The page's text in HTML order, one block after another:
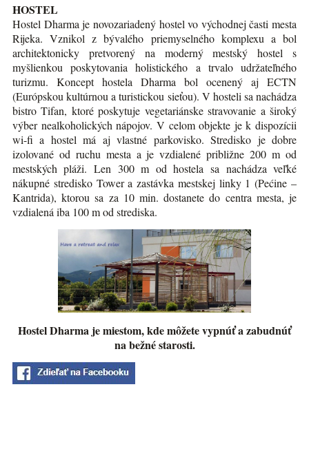
HOSTEL
Hostel Dharma je novozariadený hostel vo východnej časti mesta
Rijeka. Vznikol z bývalého priemyselného komplexu a bol
architektonicky pretvorený na moderný mestský hostel s
myšlienkou poskytovania holistického a trvalo udržateľného
turizmu. Koncept hostela Dharma bol ocenený aj ECTN
(Európskou kultúrnou a turistickou sieťou). V hosteli sa nachádza
bistro Tifan, ktoré poskytuje vegetariánske stravovanie a široký
výber nealkoholických nápojov. V celom objekte je k dispozícii
wi-fi a hostel má aj vlastné parkovisko. Stredisko je dobre
izolované od ruchu mesta a je vzdialené približne 200 m od
mestských pláži. Len 300 m od hostela sa nachádza veľké
nákupné stredisko Tower a zastávka mestskej linky 1 (Pećine –
Kantrida), ktorou sa za 10 min. dostanete do centra mesta, je
vzdialená iba 100 m od strediska.
Hostel Dharma je miestom, kde môžete vypnúť a zabudnúť
na bežné starosti.